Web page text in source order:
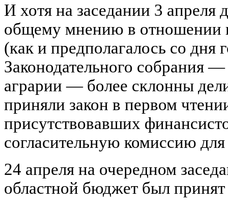
И хотя на заседании 3 апреля
общему мнению в отношении
(как и предполагалось со дня
Законодательного собрания
аграрии — более склонны
приняли закон в первом
присутствовавших
согласительную комиссию
24 апреля на очередном
областной бюджет был